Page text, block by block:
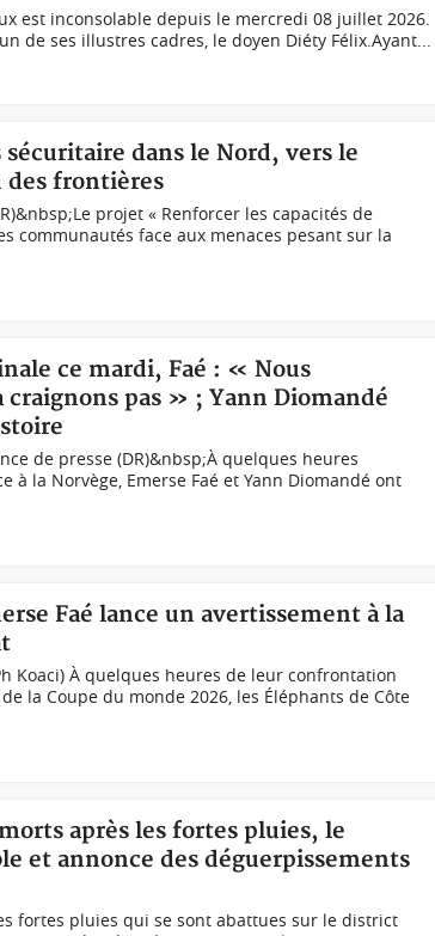
est inconsolable depuis le mercredi 08 juillet 2026.
de ses illustres cadres, le doyen Diéty Félix.Ayant...
dans le Nord, vers le
des frontières
projet « Renforcer les capacités de
communautés face aux menaces pesant sur la
ce mardi, Faé : « Nous
craignons pas » ; Yann Diomandé
de presse (DR)&nbsp;À quelques heures
à la Norvège, Emerse Faé et Yann Diomandé ont
Faé lance un avertissement à la
Koaci) À quelques heures de leur confrontation
la Coupe du monde 2026, les Éléphants de Côte
après les fortes pluies, le
et annonce des déguerpissements
fortes pluies qui se sont abattues sur le district